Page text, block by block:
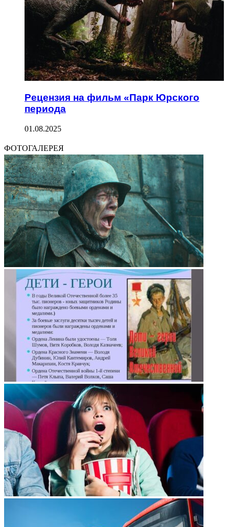
Рецензия на фильм «Парк Юрского
периода
01.08.2025
ФОТОГАЛЕРЕЯ